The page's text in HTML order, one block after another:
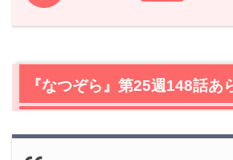
1.『なつぞら』第25週148話あらすじ
2.1料理とアニメ、作品に生き方とい
2.2千遥（清原果耶）の人生
2.4
『なつぞら』第25週148話あ